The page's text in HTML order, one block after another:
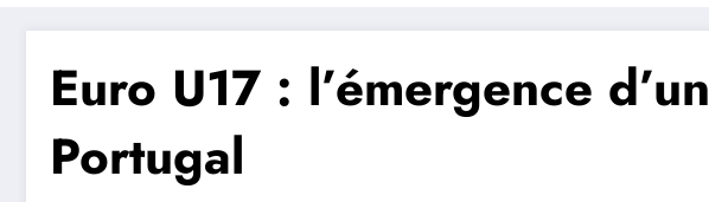
Euro U17 : l’émergence
Portugal